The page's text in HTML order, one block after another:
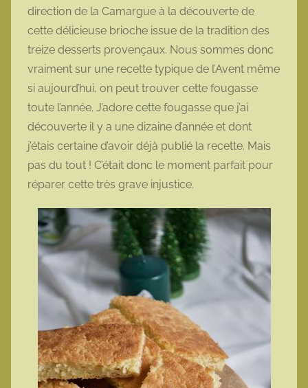
o
t
t
e
direction de la Camargue à la découverte de
cette délicieuse brioche issue de la tradition des
treize desserts provençaux. Nous sommes donc
vraiment sur une recette typique de l’Avent même
si aujourd’hui, on peut trouver cette fougasse
toute l’année. J’adore cette fougasse que j’ai
découverte il y a une dizaine d’année et dont
j’étais certaine d’avoir déjà publié la recette. Mais
pas du tout ! C’était donc le moment parfait pour
réparer cette très grave injustice.